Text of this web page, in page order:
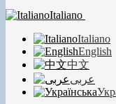
Italiano
Italiano
English
中文
عربى